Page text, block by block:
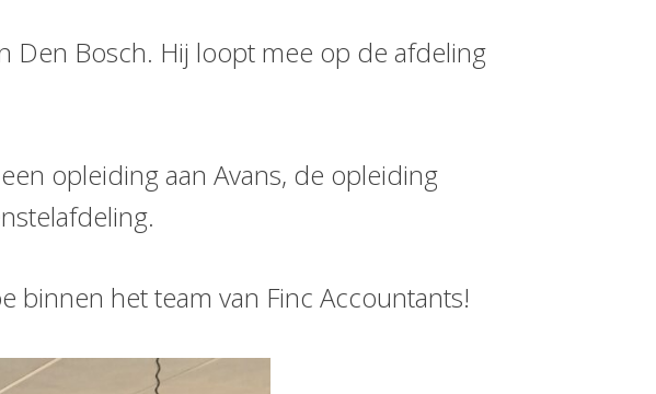
Den Bosch. Hij loopt mee op de afdeling
opleiding aan Avans, de opleiding
binnen het team van Finc Accountants!